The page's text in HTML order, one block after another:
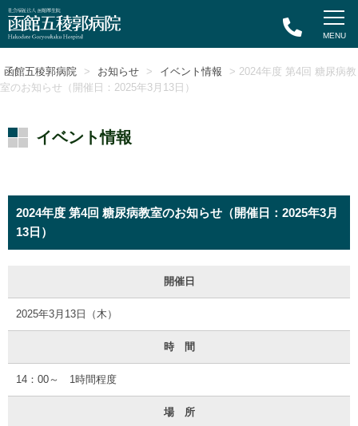
函館五稜郭病院 > お知らせ > イベント情報
> 2024年度 第4回 糖尿病教
室のお知らせ（開催日：2025年3月13日）
イベント情報
2024年度 第4回 糖尿病教室のお知らせ（開催日：2025年3月
13日）
開催日
2025年3月13日（木）
時 間
14：00～ 1時間程度
場 所